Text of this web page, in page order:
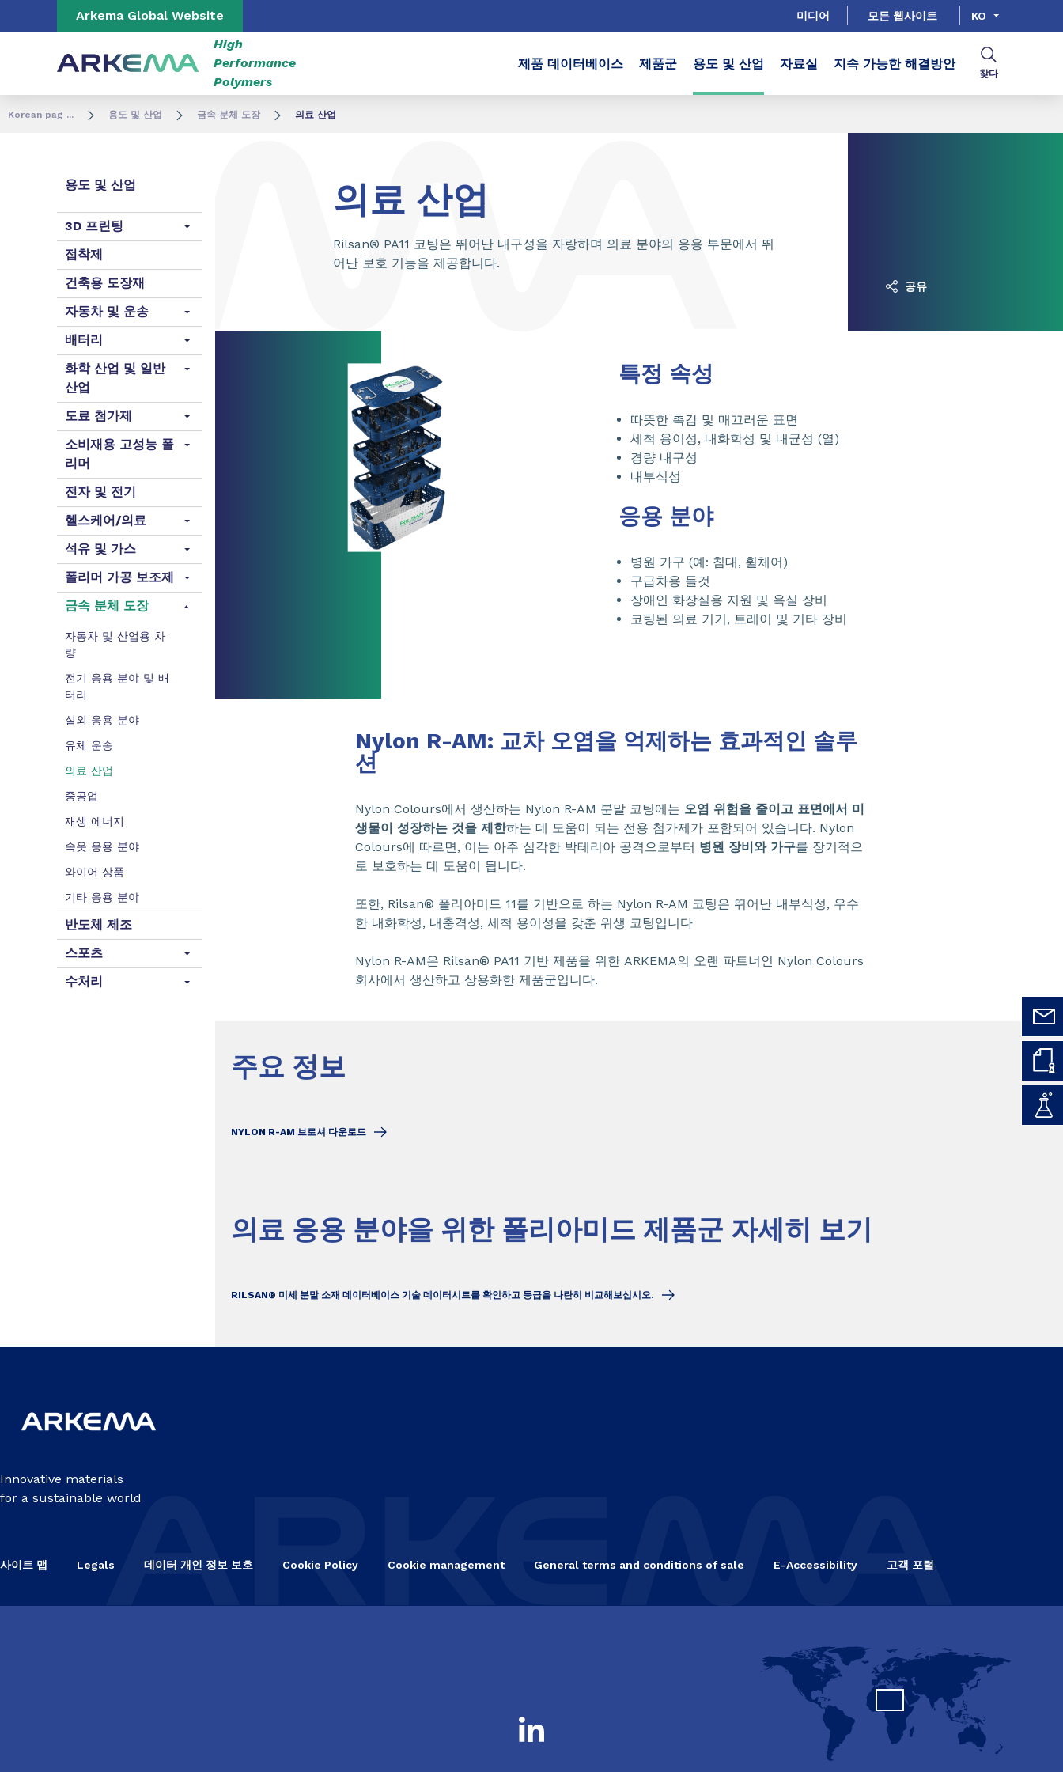
Go to content Go to navigation
Arkema Global Website 미디어 모든 웹사이트 KO
High
Performance
Polymers
제품 데이터베이스 제품군 용도 및 산업 자료실 지속 가능한 해결방안
찾다
Korean pag ... 용도 및 산업 금속 분체 도장 의료 산업
용도 및 산업
3D 프린팅
접착제
건축용 도장재
자동차 및 운송
배터리
화학 산업 및 일반
산업
도료 첨가제
소비재용 고성능 폴
리머
전자 및 전기
헬스케어/의료
석유 및 가스
폴리머 가공 보조제
금속 분체 도장
자동차 및 산업용 차
량
전기 응용 분야 및 배
터리
실외 응용 분야
유체 운송
의료 산업
중공업
재생 에너지
속옷 응용 분야
와이어 상품
기타 응용 분야
반도체 제조
스포츠
수처리
의료 산업
Rilsan® PA11 코팅은 뛰어난 내구성을 자랑하며 의료 분야의 응용 부문에서 뛰
어난 보호 기능을 제공합니다.
공유
특정 속성
따뜻한 촉감 및 매끄러운 표면
세척 용이성, 내화학성 및 내균성 (열)
경량 내구성
내부식성
응용 분야
병원 가구 (예: 침대, 휠체어)
구급차용 들것
장애인 화장실용 지원 및 욕실 장비
코팅된 의료 기기, 트레이 및 기타 장비
Nylon R-AM: 교차 오염을 억제하는 효과적인 솔루
션
Nylon Colours에서 생산하는 Nylon R-AM 분말 코팅에는 오염 위험을 줄이고 표면에서 미
생물이 성장하는 것을 제한하는 데 도움이 되는 전용 첨가제가 포함되어 있습니다. Nylon
Colours에 따르면, 이는 아주 심각한 박테리아 공격으로부터 병원 장비와 가구를 장기적으
로 보호하는 데 도움이 됩니다.
또한, Rilsan® 폴리아미드 11를 기반으로 하는 Nylon R-AM 코팅은 뛰어난 내부식성, 우수
한 내화학성, 내충격성, 세척 용이성을 갖춘 위생 코팅입니다
Nylon R-AM은 Rilsan® PA11 기반 제품을 위한 ARKEMA의 오랜 파트너인 Nylon Colours
회사에서 생산하고 상용화한 제품군입니다.
주요 정보
NYLON R-AM 브로셔 다운로드
의료 응용 분야을 위한 폴리아미드 제품군 자세히 보기
RILSAN® 미세 분말 소재 데이터베이스 기술 데이터시트를 확인하고 등급을 나란히 비교해보십시오.
Innovative materials
for a sustainable world
사이트 맵 Legals 데이터 개인 정보 보호 Cookie Policy Cookie management General terms and conditions of sale E-Accessibility 고객 포털